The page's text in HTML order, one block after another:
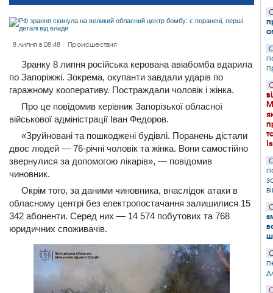
8 липня в 08:48 Происшествия
Зранку 8 липня російська керована авіабомба вдарила
по Запоріжжі. Зокрема, окупанти завдали ударів по
гаражному кооперативу. Постраждали чоловік і жінка.
Про це повідомив керівник Запорізької обласної
військової адміністрації Іван Федоров.
«Зруйновані та пошкоджені будівлі. Поранень дістали
двоє людей — 76-річні чоловік та жінка. Вони самостійно
звернулися за допомогою лікарів», — повідомив
чиновник.
Окрім того, за даними чиновника, внаслідок атаки в
обласному центрі без електропостачання залишилися 15
342 абоненти. Серед них — 14 574 побутових та 768
юридичних споживачів.